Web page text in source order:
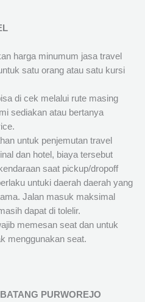
harga minumum jasa travel
satu orang atau satu kursi
di cek melalui rute masing
sediakan atau bertanya
untuk penjemutan travel
dan hotel, biaya tersebut
saat pickup/dropoff
untuki daerah daerah yang
Jalan masuk maksimal
dapat di tolelir.
memesan seat dan untuk
menggunakan seat.
PURWOREJO